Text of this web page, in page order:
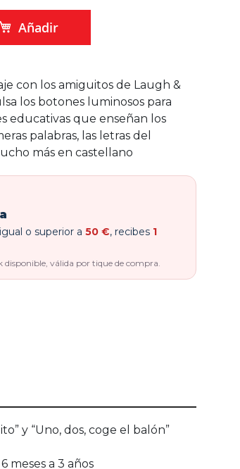
Añadir
con los amiguitos de Laugh &
los botones luminosos para
educativas que enseñan los
palabras, las letras del
más en castellano
o superior a 50 €, recibes 1
válida por tique de compra.
y “Uno, dos, coge el balón”
meses a 3 años